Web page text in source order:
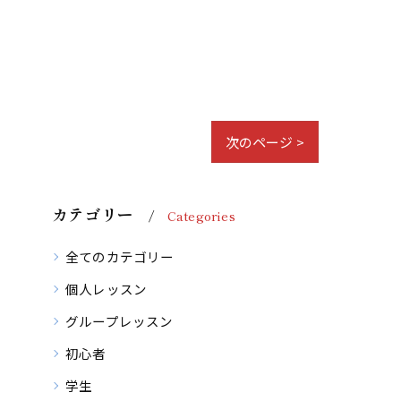
次のページ >
カテゴリー Categories
全てのカテゴリー
個人レッスン
グループレッスン
初心者
学生